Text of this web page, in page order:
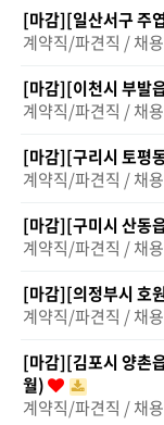
[마감][일산서구 주
계약직/파견직 / 채
[마감][이천시 부발
계약직/파견직 / 채
[마감][구리시 토평
계약직/파견직 / 채
[마감][구미시 산동
계약직/파견직 / 채
[마감][의정부시 호
계약직/파견직 / 채
[마감][김포시 양촌
월)
계약직/파견직 / 채